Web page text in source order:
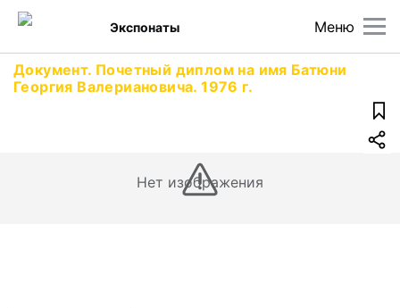
Меню
Экспонаты
Документ. Почетный диплом на имя Батюни
Георгия Валериановича. 1976 г.
Нет изображения